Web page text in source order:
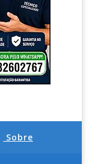
Sobre